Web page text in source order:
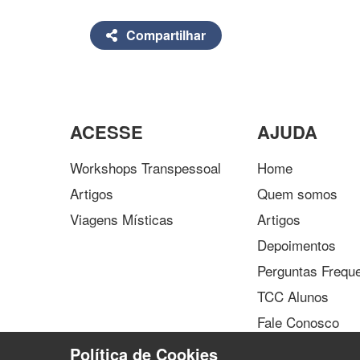
Compartilhar
ACESSE
Workshops Transpessoal
Artigos
Viagens Místicas
AJUDA
Home
Quem somos
Artigos
Depoimentos
Perguntas
TCC Alunos
Fale Conosco
Política de Cookies